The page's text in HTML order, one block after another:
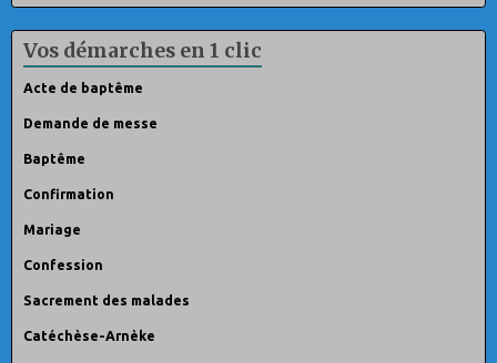
Vos démarches en 1 clic
Acte de baptême
Demande de messe
Baptême
Confirmation
Mariage
Confession
Sacrement des malades
Catéchèse-Arnèke